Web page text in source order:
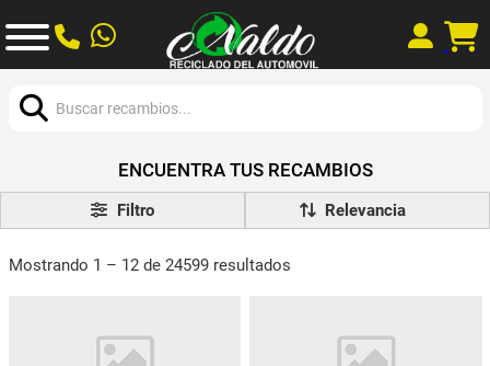
ENCUENTRA TUS RECAMBIOS
Filtro
Mostrando 1 – 12 de 24599 resultados